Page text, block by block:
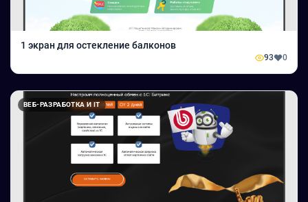
1 экран для остекление балконов
93 0
ВЕБ-РАЗРАБОТКА И IT